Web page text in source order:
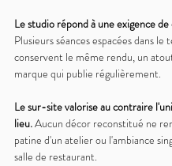
Le studio répond à une exigence
Plusieurs séances espacées dans le
conservent le même rendu, un
marque qui publie régulièrement.
Le sur-site valorise au contraire
lieu. Aucun décor reconstitué ne
patine d'un atelier ou l'ambiance
salle de restaurant.